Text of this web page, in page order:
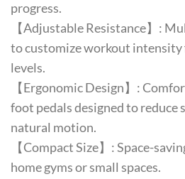
progress.
【Adjustable Resistance】:
to customize workout
levels.
【Ergonomic Design】:
foot pedals designed to reduce
natural motion.
【Compact Size】: Space-
home gyms or small spaces.